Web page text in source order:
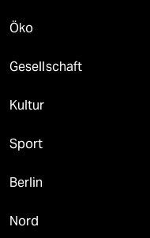
Öko
Gesellschaft
Kultur
Sport
Berlin
Nord